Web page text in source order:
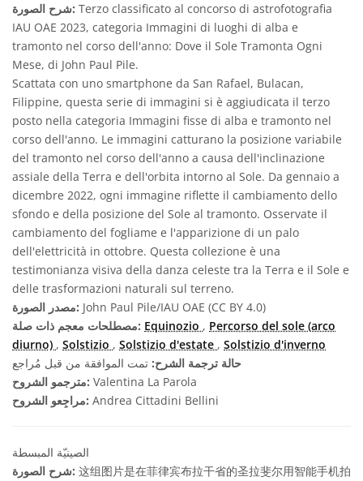
شرح الصورة: Terzo classificato al concorso di astrofotografia
IAU OAE 2023, categoria Immagini di luoghi di alba e
tramonto nel corso dell'anno: Dove il Sole Tramonta Ogni
Mese, di John Paul Pile.
Scattata con uno smartphone da San Rafael, Bulacan,
Filippine, questa serie di immagini si è aggiudicata il terzo
posto nella categoria Immagini fisse di alba e tramonto nel
corso dell'anno. Le immagini catturano la posizione variabile
del tramonto nel corso dell'anno a causa dell'inclinazione
assiale della Terra e dell'orbita intorno al Sole. Da gennaio a
dicembre 2022, ogni immagine riflette il cambiamento dello
sfondo e della posizione del Sole al tramonto. Osservate il
cambiamento del fogliame e l'apparizione di un palo
dell'elettricità in ottobre. Questa collezione è una
testimonianza visiva della danza celeste tra la Terra e il Sole e
delle trasformazioni naturali sul terreno.
مصدر الصورة: John Paul Pile/IAU OAE (CC BY 4.0)
مصطلحات معجم ذات صلة: Equinozio , Percorso del sole (arco
diurno) , Solstizio , Solstizio d'estate , Solstizio d'inverno
حالة ترجمة الشرح: تمت الموافقة من قبل مُراجع
مترجمو الشروح: Valentina La Parola
مراجِعو الشروح: Andrea Cittadini Bellini
الصينيّة المبسطة
شرح الصورة: 这组图片是在菲律宾布拉干省的圣拉斐尔用智能手机拍